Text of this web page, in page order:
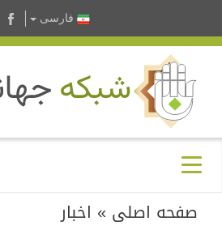
فارسى
صفحه اصلی » اخبار